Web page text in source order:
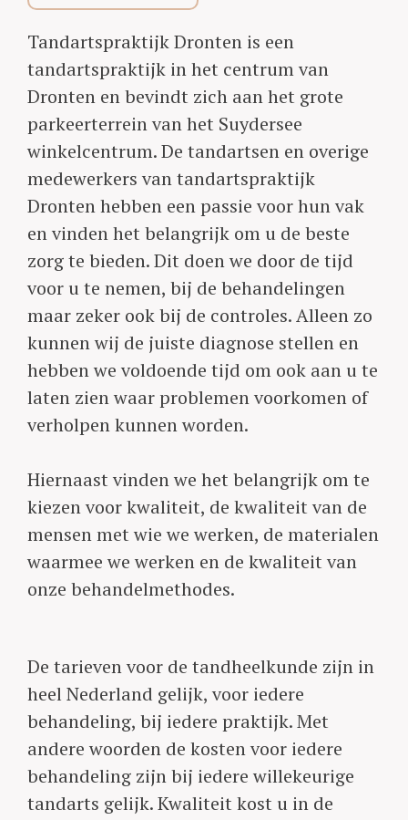
Tandartspraktijk Dronten is een
tandartspraktijk in het centrum van
Dronten en bevindt zich aan het grote
parkeerterrein van het Suydersee
winkelcentrum. De tandartsen en overige
medewerkers van tandartspraktijk
Dronten hebben een passie voor hun vak
en vinden het belangrijk om u de beste
zorg te bieden. Dit doen we door de tijd
voor u te nemen, bij de behandelingen
maar zeker ook bij de controles. Alleen zo
kunnen wij de juiste diagnose stellen en
hebben we voldoende tijd om ook aan u te
laten zien waar problemen voorkomen of
verholpen kunnen worden.
Hiernaast vinden we het belangrijk om te
kiezen voor kwaliteit, de kwaliteit van de
mensen met wie we werken, de materialen
waarmee we werken en de kwaliteit van
onze behandelmethodes.
De tarieven voor de tandheelkunde zijn in
heel Nederland gelijk, voor iedere
behandeling, bij iedere praktijk. Met
andere woorden de kosten voor iedere
behandeling zijn bij iedere willekeurige
tandarts gelijk. Kwaliteit kost u in de